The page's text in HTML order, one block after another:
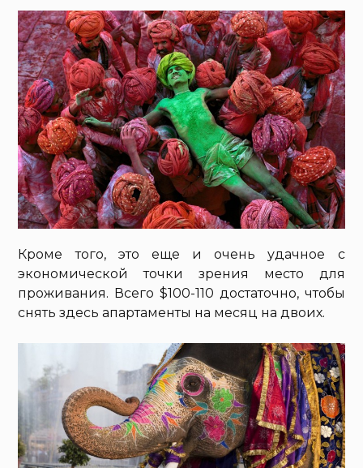
Кроме того, это еще и очень удачное с
экономической точки зрения место для
проживания. Всего $100-110 достаточно, чтобы
снять здесь апартаменты на месяц на двоих.